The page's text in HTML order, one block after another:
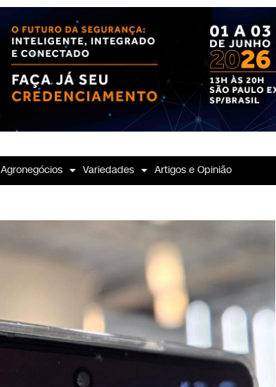
Agronegócios Variedades Artigos e Opinião